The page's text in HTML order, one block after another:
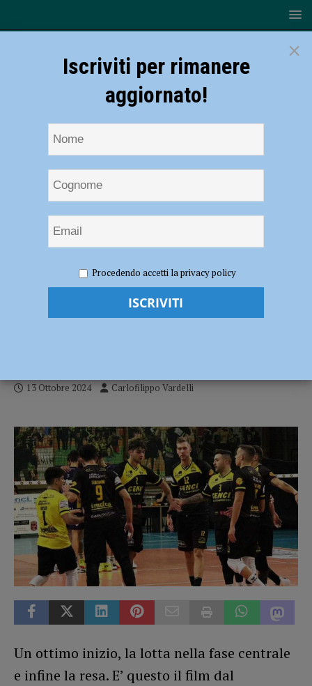
parte bene poi cede alla distanza a Modena Volley (1-3)
Volley, Serie B – La Canottieri Ongina
13 Ottobre 2024 Carlofilippo Vardelli
Un ottimo inizio, la lotta nella fase centrale
e infine la resa. E’ questo il film dal
×
Iscriviti per rimanere
aggiornato!
Procedendo accetti la privacy policy